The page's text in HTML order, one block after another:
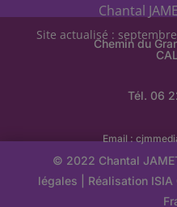
Chantal
Site actualisé :
Chemin du
Tél. 06
Email :
© 2022 Chantal
légales | Réalisation ISIA